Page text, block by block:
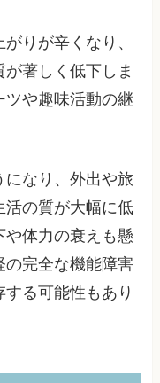
りが辛くなり、
著しく低下しま
や趣味活動の継
なり、外出や旅
活の質が大幅に低
や体力の衰えも懸
完全な機能障害
る可能性もあり